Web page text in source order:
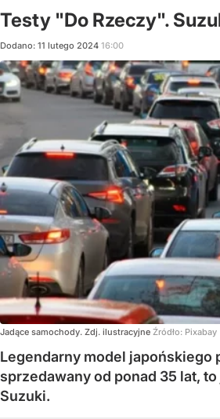
Testy "Do Rzeczy".
Dodano: 11 lutego 2024 16:00
Jadące samochody. Zdj. ilustracyjne Źródło: Pixabay
Legendarny model japońskiego
sprzedawany od ponad 35 lat,
Suzuki.